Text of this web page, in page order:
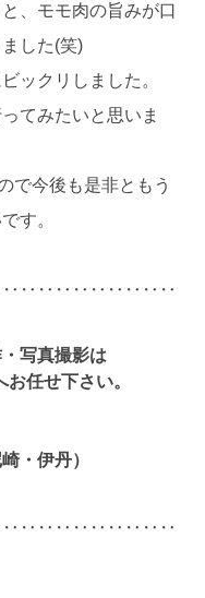
、モモ肉の旨みが口
した(笑)
ックリしました。
てみたいと思いま
で今後も是非ともう
す。
写真撮影は
任せ下さい。
・伊丹）